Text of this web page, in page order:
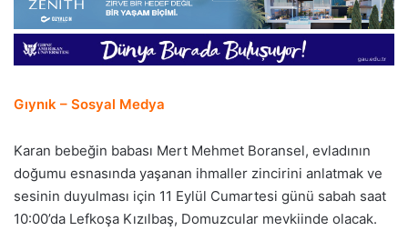
Gıynık – Sosyal Medya
Karan bebeğin babası Mert Mehmet Boransel, evladının
doğumu esnasında yaşanan ihmaller zincirini anlatmak ve
sesinin duyulması için 11 Eylül Cumartesi günü sabah saat
10:00’da Lefkoşa Kızılbaş, Domuzcular mevkiinde olacak.